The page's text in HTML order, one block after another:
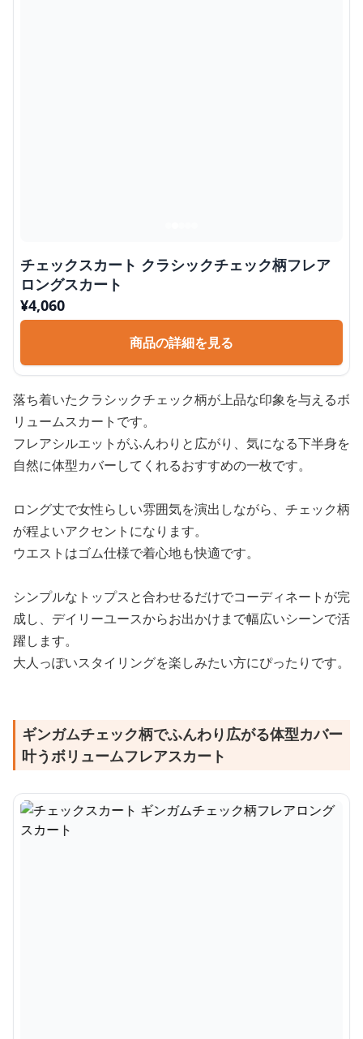
チェックスカート クラシックチェック柄フレア
ロングスカート
¥4,060
商品の詳細を見る
落ち着いたクラシックチェック柄が上品な印象を与えるボ
リュームスカートです。
フレアシルエットがふんわりと広がり、気になる下半身を
自然に体型カバーしてくれるおすすめの一枚です。
ロング丈で女性らしい雰囲気を演出しながら、チェック柄
が程よいアクセントになります。
ウエストはゴム仕様で着心地も快適です。
シンプルなトップスと合わせるだけでコーディネートが完
成し、デイリーユースからお出かけまで幅広いシーンで活
躍します。
大人っぽいスタイリングを楽しみたい方にぴったりです。
ギンガムチェック柄でふんわり広がる体型カバー
叶うボリュームフレアスカート